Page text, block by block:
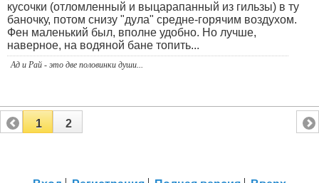
кусочки (отломленный и выцарапанный из гильзы) в ту
баночку, потом снизу "дула" средне-горячим воздухом.
Фен маленький был, вполне удобно. Но лучше,
наверное, на водяной бане топить...
Ад и Рай - это две половинки души...
1 2